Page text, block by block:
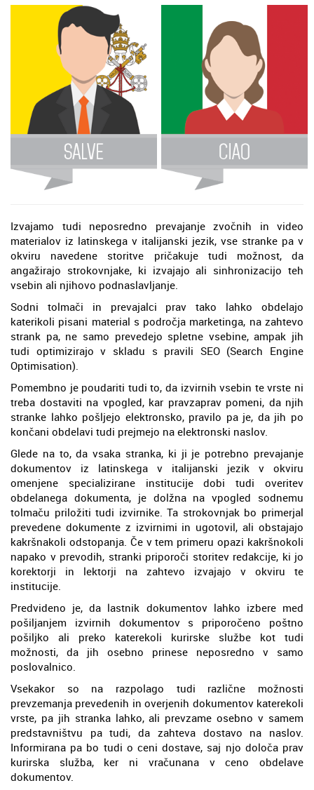
Izvajamo tudi neposredno prevajanje zvočnih in video
materialov iz latinskega v italijanski jezik, vse stranke pa v
okviru navedene storitve pričakuje tudi možnost, da
angažirajo strokovnjake, ki izvajajo ali sinhronizacijo teh
vsebin ali njihovo podnaslavljanje.
Sodni tolmači in prevajalci prav tako lahko obdelajo
katerikoli pisani material s področja marketinga, na zahtevo
strank pa, ne samo prevedejo spletne vsebine, ampak jih
tudi optimizirajo v skladu s pravili SEO (Search Engine
Optimisation).
Pomembno je poudariti tudi to, da izvirnih vsebin te vrste ni
treba dostaviti na vpogled, kar pravzaprav pomeni, da njih
stranke lahko pošljejo elektronsko, pravilo pa je, da jih po
končani obdelavi tudi prejmejo na elektronski naslov.
Glede na to, da vsaka stranka, ki ji je potrebno prevajanje
dokumentov iz latinskega v italijanski jezik v okviru
omenjene specializirane institucije dobi tudi overitev
obdelanega dokumenta, je dolžna na vpogled sodnemu
tolmaču priložiti tudi izvirnike. Ta strokovnjak bo primerjal
prevedene dokumente z izvirnimi in ugotovil, ali obstajajo
kakršnakoli odstopanja. Če v tem primeru opazi kakršnokoli
napako v prevodih, stranki priporoči storitev redakcije, ki jo
korektorji in lektorji na zahtevo izvajajo v okviru te
institucije.
Predvideno je, da lastnik dokumentov lahko izbere med
pošiljanjem izvirnih dokumentov s priporočeno poštno
pošiljko ali preko katerekoli kurirske službe kot tudi
možnosti, da jih osebno prinese neposredno v samo
poslovalnico.
Vsekakor so na razpolago tudi različne možnosti
prevzemanja prevedenih in overjenih dokumentov katerekoli
vrste, pa jih stranka lahko, ali prevzame osebno v samem
predstavništvu pa tudi, da zahteva dostavo na naslov.
Informirana pa bo tudi o ceni dostave, saj njo določa prav
kurirska služba, ker ni vračunana v ceno obdelave
dokumentov.